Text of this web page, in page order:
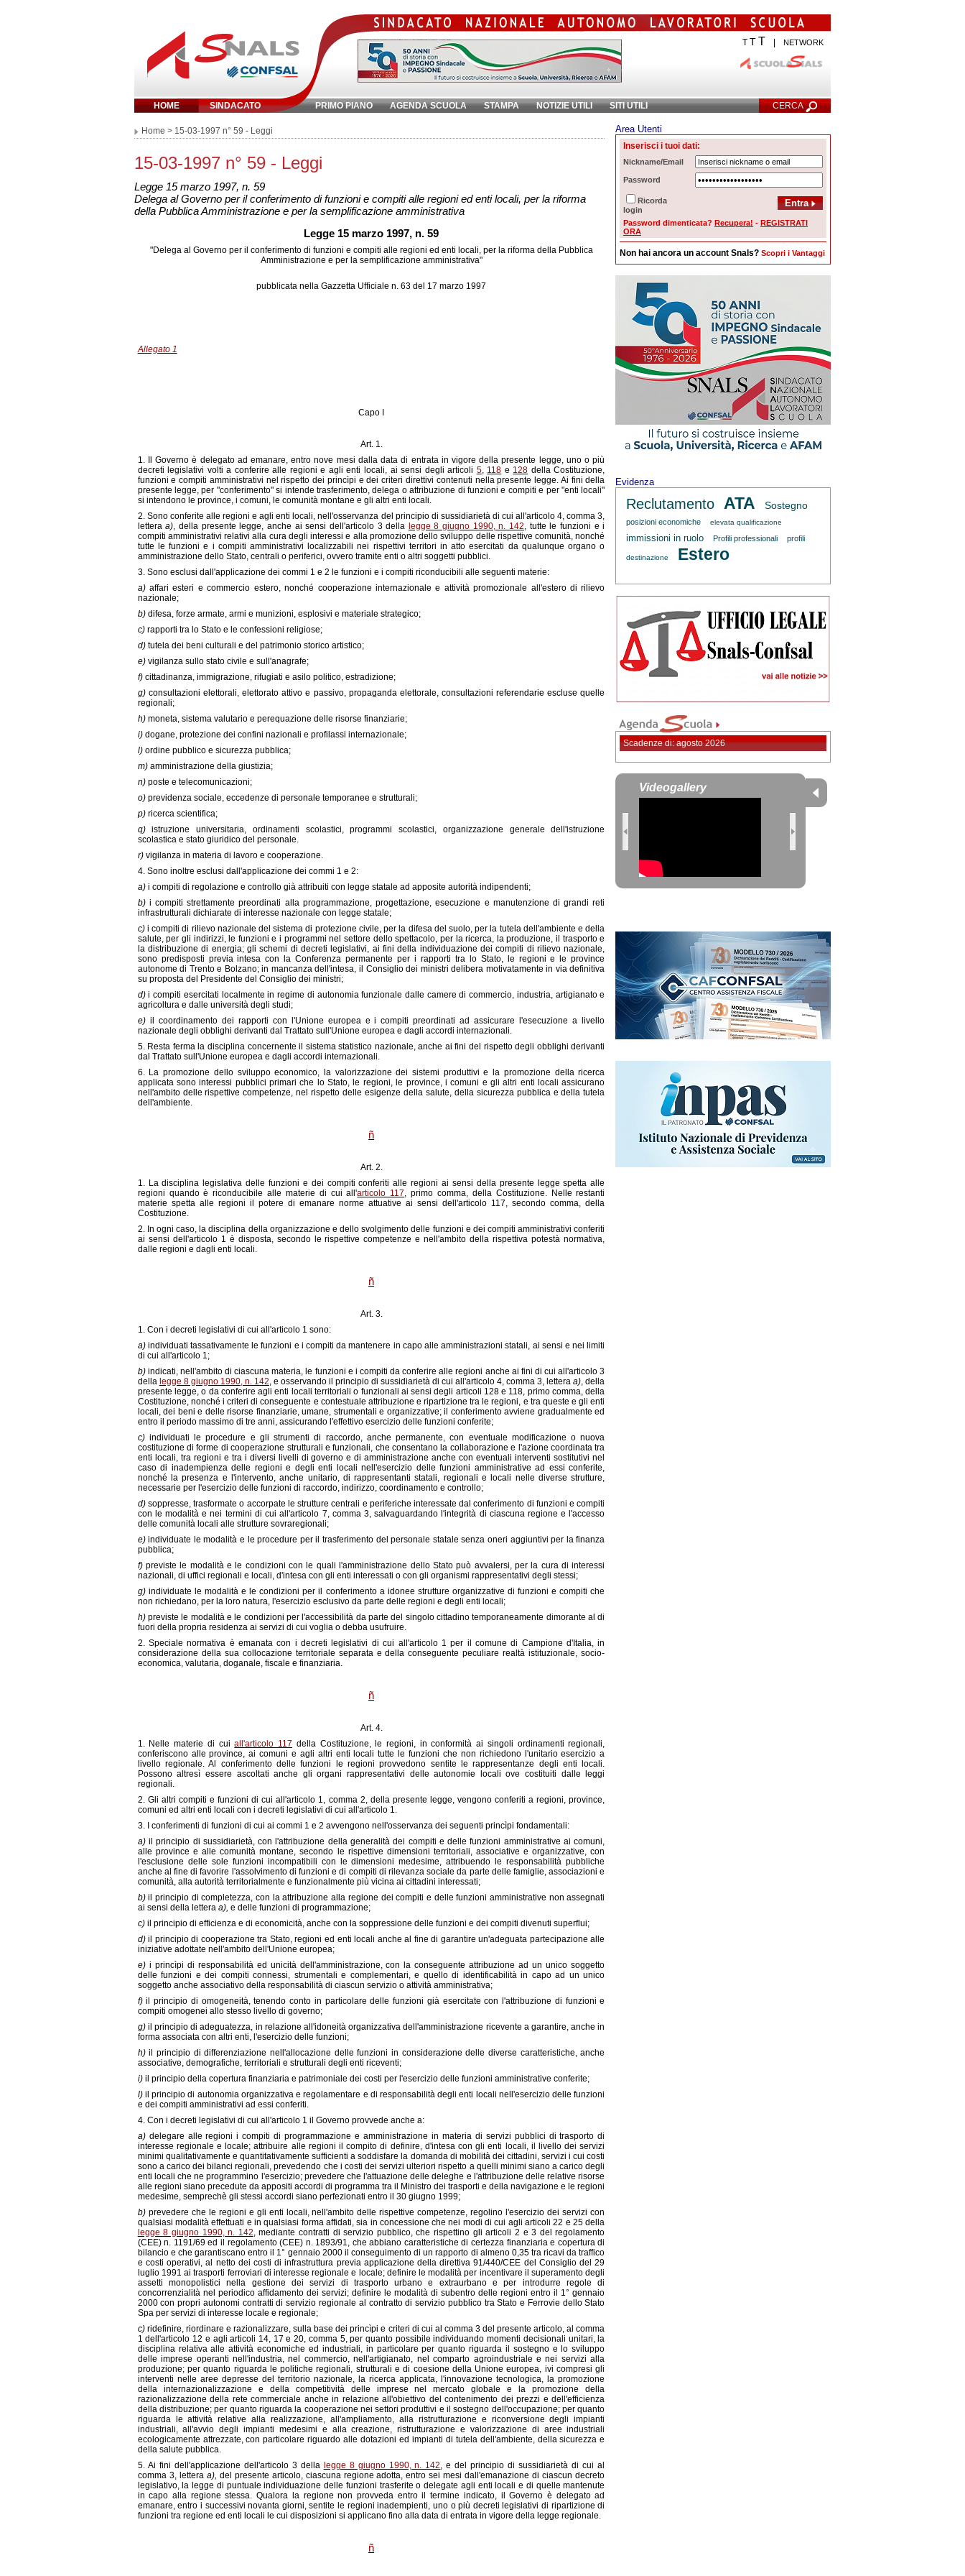
T TT NETWORK
HOME SINDACATO PRIMO PIANO AGENDA SCUOLA STAMPA NOTIZIE UTILI SITI UTILI CERCA
Inserisci parola chiave: Ricerca Avanzata
Home > 15-03-1997 n° 59 - Leggi
15-03-1997 n° 59 - Leggi
Legge 15 marzo 1997, n. 59
Delega al Governo per il conferimento di funzioni e compiti alle regioni ed enti locali, per la riforma
della Pubblica Amministrazione e per la semplificazione amministrativa
Legge 15 marzo 1997, n. 59
"Delega al Governo per il conferimento di funzioni e compiti alle regioni ed enti locali, per la riforma della Pubblica
Amministrazione e per la semplificazione amministrativa"
pubblicata nella Gazzetta Ufficiale n. 63 del 17 marzo 1997
Allegato 1
Capo I
Art. 1.
1. Il Governo è delegato ad emanare, entro nove mesi dalla data di entrata in vigore della presente legge, uno o più
decreti legislativi volti a conferire alle regioni e agli enti locali, ai sensi degli articoli 5, 118 e 128 della Costituzione,
funzioni e compiti amministrativi nel rispetto dei princìpi e dei criteri direttivi contenuti nella presente legge. Ai fini della
presente legge, per "conferimento" si intende trasferimento, delega o attribuzione di funzioni e compiti e per "enti locali"
si intendono le province, i comuni, le comunità montane e gli altri enti locali.
2. Sono conferite alle regioni e agli enti locali, nell'osservanza del principio di sussidiarietà di cui all'articolo 4, comma 3,
letteraa), della presente legge, anche ai sensi dell'articolo 3 della legge 8 giugno 1990, n. 142, tutte le funzioni e i
compiti amministrativi relativi alla cura degli interessi e alla promozione dello sviluppo delle rispettive comunità, nonché
tutte le funzioni e i compiti amministrativi localizzabili nei rispettivi territori in atto esercitati da qualunque organo o
amministrazione dello Stato, centrali o periferici, ovvero tramite enti o altri soggetti pubblici.
3. Sono esclusi dall'applicazione dei commi 1 e 2 le funzioni e i compiti riconducibili alle seguenti materie:
a)affari esteri e commercio estero, nonché cooperazione internazionale e attività promozionale all'estero di rilievo
nazionale;
b) difesa, forze armate, armi e munizioni, esplosivi e materiale strategico;
c) rapporti tra lo Stato e le confessioni religiose;
d) tutela dei beni culturali e del patrimonio storico artistico;
e) vigilanza sullo stato civile e sull'anagrafe;
f) cittadinanza, immigrazione, rifugiati e asilo politico, estradizione;
g) consultazioni elettorali, elettorato attivo e passivo, propaganda elettorale, consultazioni referendarie escluse quelle
regionali;
h) moneta, sistema valutario e perequazione delle risorse finanziarie;
i) dogane, protezione dei confini nazionali e profilassi internazionale;
l) ordine pubblico e sicurezza pubblica;
m) amministrazione della giustizia;
n) poste e telecomunicazioni;
o) previdenza sociale, eccedenze di personale temporanee e strutturali;
p) ricerca scientifica;
q)istruzione universitaria, ordinamenti scolastici, programmi scolastici, organizzazione generale dell'istruzione
scolastica e stato giuridico del personale.
r) vigilanza in materia di lavoro e cooperazione.
4. Sono inoltre esclusi dall'applicazione dei commi 1 e 2:
a) i compiti di regolazione e controllo già attribuiti con legge statale ad apposite autorità indipendenti;
b) i compiti strettamente preordinati alla programmazione, progettazione, esecuzione e manutenzione di grandi reti
infrastrutturali dichiarate di interesse nazionale con legge statale;
c) i compiti di rilievo nazionale del sistema di protezione civile, per la difesa del suolo, per la tutela dell'ambiente e della
salute, per gli indirizzi, le funzioni e i programmi nel settore dello spettacolo, per la ricerca, la produzione, il trasporto e
la distribuzione di energia; gli schemi di decreti legislativi, ai fini della individuazione dei compiti di rilievo nazionale,
sono predisposti previa intesa con la Conferenza permanente per i rapporti tra lo Stato, le regioni e le province
autonome di Trento e Bolzano; in mancanza dell'intesa, il Consiglio dei ministri delibera motivatamente in via definitiva
su proposta del Presidente del Consiglio dei ministri;
d)i compiti esercitati localmente in regime di autonomia funzionale dalle camere di commercio, industria, artigianato e
agricoltura e dalle università degli studi;
e) il coordinamento dei rapporti con l'Unione europea e i compiti preordinati ad assicurare l'esecuzione a livello
nazionale degli obblighi derivanti dal Trattato sull'Unione europea e dagli accordi internazionali.
5. Resta ferma la disciplina concernente il sistema statistico nazionale, anche ai fini del rispetto degli obblighi derivanti
dal Trattato sull'Unione europea e dagli accordi internazionali.
6. La promozione dello sviluppo economico, la valorizzazione dei sistemi produttivi e la promozione della ricerca
applicata sono interessi pubblici primari che lo Stato, le regioni, le province, i comuni e gli altri enti locali assicurano
nell'ambito delle rispettive competenze, nel rispetto delle esigenze della salute, della sicurezza pubblica e della tutela
dell'ambiente.
ñ
Art. 2.
1. La disciplina legislativa delle funzioni e dei compiti conferiti alle regioni ai sensi della presente legge spetta alle
regioni quando è riconducibile alle materie di cui all'articolo 117, primo comma, della Costituzione. Nelle restanti
materie spetta alle regioni il potere di emanare norme attuative ai sensi dell'articolo 117, secondo comma, della
Costituzione.
2. In ogni caso, la disciplina della organizzazione e dello svolgimento delle funzioni e dei compiti amministrativi conferiti
ai sensi dell'articolo 1 è disposta, secondo le rispettive competenze e nell'ambito della rispettiva potestà normativa,
dalle regioni e dagli enti locali.
ñ
Art. 3.
1. Con i decreti legislativi di cui all'articolo 1 sono:
a)individuati tassativamente le funzioni e i compiti da mantenere in capo alle amministrazioni statali, ai sensi e nei limiti
di cui all'articolo 1;
b)indicati, nell'ambito di ciascuna materia, le funzioni e i compiti da conferire alle regioni anche ai fini di cui all'articolo 3
della legge 8 giugno 1990, n. 142, e osservando il principio di sussidiarietà di cui all'articolo 4, comma 3, letteraa), della
presente legge, o da conferire agli enti locali territoriali o funzionali ai sensi degli articoli 128 e 118, primo comma, della
Costituzione, nonché i criteri di conseguente e contestuale attribuzione e ripartizione tra le regioni, e tra queste e gli enti
locali, dei beni e delle risorse finanziarie, umane, strumentali e organizzative; il conferimento avviene gradualmente ed
entro il periodo massimo di tre anni, assicurando l'effettivo esercizio delle funzioni conferite;
c)individuati le procedure e gli strumenti di raccordo, anche permanente, con eventuale modificazione o nuova
costituzione di forme di cooperazione strutturali e funzionali, che consentano la collaborazione e l'azione coordinata tra
enti locali, tra regioni e tra i diversi livelli di governo e di amministrazione anche con eventuali interventi sostitutivi nel
caso di inadempienza delle regioni e degli enti locali nell'esercizio delle funzioni amministrative ad essi conferite,
nonché la presenza e l'intervento, anche unitario, di rappresentanti statali, regionali e locali nelle diverse strutture,
necessarie per l'esercizio delle funzioni di raccordo, indirizzo, coordinamento e controllo;
d) soppresse, trasformate o accorpate le strutture centrali e periferiche interessate dal conferimento di funzioni e compiti
con le modalità e nei termini di cui all'articolo 7, comma 3, salvaguardando l'integrità di ciascuna regione e l'accesso
delle comunità locali alle strutture sovraregionali;
e)individuate le modalità e le procedure per il trasferimento del personale statale senza oneri aggiuntivi per la finanza
pubblica;
f)previste le modalità e le condizioni con le quali l'amministrazione dello Stato può avvalersi, per la cura di interessi
nazionali, di uffici regionali e locali, d'intesa con gli enti interessati o con gli organismi rappresentativi degli stessi;
g)individuate le modalità e le condizioni per il conferimento a idonee strutture organizzative di funzioni e compiti che
non richiedano, per la loro natura, l'esercizio esclusivo da parte delle regioni e degli enti locali;
h)previste le modalità e le condizioni per l'accessibilità da parte del singolo cittadino temporaneamente dimorante al di
fuori della propria residenza ai servizi di cui voglia o debba usufruire.
2. Speciale normativa è emanata con i decreti legislativi di cui all'articolo 1 per il comune di Campione d'Italia, in
considerazione della sua collocazione territoriale separata e della conseguente peculiare realtà istituzionale, socio-
economica, valutaria, doganale, fiscale e finanziaria.
ñ
Art. 4.
1. Nelle materie di cuiall'articolo 117 della Costituzione, le regioni, in conformità ai singoli ordinamenti regionali,
conferiscono alle province, ai comuni e agli altri enti locali tutte le funzioni che non richiedono l'unitario esercizio a
livello regionale. Al conferimento delle funzioni le regioni provvedono sentite le rappresentanze degli enti locali.
Possono altresì essere ascoltati anche gli organi rappresentativi delle autonomie locali ove costituiti dalle leggi
regionali.
2. Gli altri compiti e funzioni di cui all'articolo 1, comma 2, della presente legge, vengono conferiti a regioni, province,
comuni ed altri enti locali con i decreti legislativi di cui all'articolo 1.
3. I conferimenti di funzioni di cui ai commi 1 e 2 avvengono nell'osservanza dei seguenti princìpi fondamentali:
a) il principio di sussidiarietà, con l'attribuzione della generalità dei compiti e delle funzioni amministrative ai comuni,
alle province e alle comunità montane, secondo le rispettive dimensioni territoriali, associative e organizzative, con
l'esclusione delle sole funzioni incompatibili con le dimensioni medesime, attribuendo le responsabilità pubbliche
anche al fine di favorire l'assolvimento di funzioni e di compiti di rilevanza sociale da parte delle famiglie, associazioni e
comunità, alla autorità territorialmente e funzionalmente più vicina ai cittadini interessati;
b)il principio di completezza, con la attribuzione alla regione dei compiti e delle funzioni amministrative non assegnati
ai sensi della lettera a), e delle funzioni di programmazione;
c) il principio di efficienza e di economicità, anche con la soppressione delle funzioni e dei compiti divenuti superflui;
d)il principio di cooperazione tra Stato, regioni ed enti locali anche al fine di garantire un'adeguata partecipazione alle
iniziative adottate nell'ambito dell'Unione europea;
e)i princìpi di responsabilità ed unicità dell'amministrazione, con la conseguente attribuzione ad un unico soggetto
delle funzioni e dei compiti connessi, strumentali e complementari, e quello di identificabilità in capo ad un unico
soggetto anche associativo della responsabilità di ciascun servizio o attività amministrativa;
f)il principio di omogeneità, tenendo conto in particolare delle funzioni già esercitate con l'attribuzione di funzioni e
compiti omogenei allo stesso livello di governo;
g)il principio di adeguatezza, in relazione all'idoneità organizzativa dell'amministrazione ricevente a garantire, anche in
forma associata con altri enti, l'esercizio delle funzioni;
h)il principio di differenziazione nell'allocazione delle funzioni in considerazione delle diverse caratteristiche, anche
associative, demografiche, territoriali e strutturali degli enti riceventi;
i)il principio della copertura finanziaria e patrimoniale dei costi per l'esercizio delle funzioni amministrative conferite;
l) il principio di autonomia organizzativa e regolamentare e di responsabilità degli enti locali nell'esercizio delle funzioni
e dei compiti amministrativi ad essi conferiti.
4. Con i decreti legislativi di cui all'articolo 1 il Governo provvede anche a:
a) delegare alle regioni i compiti di programmazione e amministrazione in materia di servizi pubblici di trasporto di
interesse regionale e locale; attribuire alle regioni il compito di definire, d'intesa con gli enti locali, il livello dei servizi
minimi qualitativamente e quantitativamente sufficienti a soddisfare la domanda di mobilità dei cittadini, servizi i cui costi
sono a carico dei bilanci regionali, prevedendo che i costi dei servizi ulteriori rispetto a quelli minimi siano a carico degli
enti locali che ne programmino l'esercizio; prevedere che l'attuazione delle deleghe e l'attribuzione delle relative risorse
alle regioni siano precedute da appositi accordi di programma tra il Ministro dei trasporti e della navigazione e le regioni
medesime, semprechè gli stessi accordi siano perfezionati entro il 30 giugno 1999;
b) prevedere che le regioni e gli enti locali, nell'ambito delle rispettive competenze, regolino l'esercizio dei servizi con
qualsiasi modalità effettuati e in qualsiasi forma affidati, sia in concessione che nei modi di cui agli articoli 22 e 25 della
legge 8 giugno 1990, n. 142, mediante contratti di servizio pubblico, che rispettino gli articoli 2 e 3 del regolamento
(CEE) n. 1191/69 ed il regolamento (CEE) n. 1893/91, che abbiano caratteristiche di certezza finanziaria e copertura di
bilancio e che garantiscano entro il 1° gennaio 2000 il conseguimento di un rapporto di almeno 0,35 tra ricavi da traffico
e costi operativi, al netto dei costi di infrastruttura previa applicazione della direttiva 91/440/CEE del Consiglio del 29
luglio 1991 ai trasporti ferroviari di interesse regionale e locale; definire le modalità per incentivare il superamento degli
assetti monopolistici nella gestione dei servizi di trasporto urbano e extraurbano e per introdurre regole di
concorrenzialità nel periodico affidamento dei servizi; definire le modalità di subentro delle regioni entro il 1° gennaio
2000 con propri autonomi contratti di servizio regionale al contratto di servizio pubblico tra Stato e Ferrovie dello Stato
Spa per servizi di interesse locale e regionale;
c)ridefinire, riordinare e razionalizzare, sulla base dei princìpi e criteri di cui al comma 3 del presente articolo, al comma
1 dell'articolo 12 e agli articoli 14, 17 e 20, comma 5, per quanto possibile individuando momenti decisionali unitari, la
disciplina relativa alle attività economiche ed industriali, in particolare per quanto riguarda il sostegno e lo sviluppo
delle imprese operanti nell'industria, nel commercio, nell'artigianato, nel comparto agroindustriale e nei servizi alla
produzione; per quanto riguarda le politiche regionali, strutturali e di coesione della Unione europea, ivi compresi gli
interventi nelle aree depresse del territorio nazionale, la ricerca applicata, l'innovazione tecnologica, la promozione
della internazionalizzazione e della competitività delle imprese nel mercato globale e la promozione della
razionalizzazione della rete commerciale anche in relazione all'obiettivo del contenimento dei prezzi e dell'efficienza
della distribuzione; per quanto riguarda la cooperazione nei settori produttivi e il sostegno dell'occupazione; per quanto
riguarda le attività relative alla realizzazione, all'ampliamento, alla ristrutturazione e riconversione degli impianti
industriali, all'avvio degli impianti medesimi e alla creazione, ristrutturazione e valorizzazione di aree industriali
ecologicamente attrezzate, con particolare riguardo alle dotazioni ed impianti di tutela dell'ambiente, della sicurezza e
della salute pubblica.
5. Ai fini dell'applicazione dell'articolo 3 della legge 8 giugno 1990, n. 142, e del principio di sussidiarietà di cui al
comma 3, lettera a), del presente articolo, ciascuna regione adotta, entro sei mesi dall'emanazione di ciascun decreto
legislativo, la legge di puntuale individuazione delle funzioni trasferite o delegate agli enti locali e di quelle mantenute
in capo alla regione stessa. Qualora la regione non provveda entro il termine indicato, il Governo è delegato ad
emanare, entro i successivi novanta giorni, sentite le regioni inadempienti, uno o più decreti legislativi di ripartizione di
funzioni tra regione ed enti locali le cui disposizioni si applicano fino alla data di entrata in vigore della legge regionale.
ñ
Area Utenti
Inserisci i tuoi dati:
Nickname/Email
Password
Ricorda
login
Password dimenticata? Recupera! - REGISTRATI
ORA
Non hai ancora un account Snals? Scopri i Vantaggi
Evidenza
Reclutamento ATA Sostegno
posizioni economiche elevata qualificazione
immissioni in ruolo Profili professionali profili
destinazione Estero
Scadenze di: agosto 2026
Videogallery